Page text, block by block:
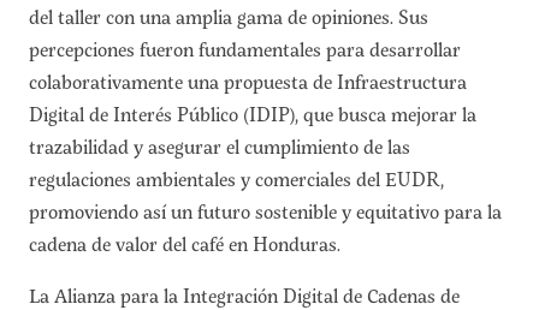
del taller con una amplia gama de opiniones. Sus
percepciones fueron fundamentales para desarrollar
colaborativamente una propuesta de Infraestructura
Digital de Interés Público (IDIP), que busca mejorar la
trazabilidad y asegurar el cumplimiento de las
regulaciones ambientales y comerciales del EUDR,
promoviendo así un futuro sostenible y equitativo para la
cadena de valor del café en Honduras.
La Alianza para la Integración Digital de Cadenas de